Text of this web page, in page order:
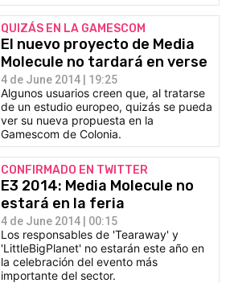
QUIZÁS EN LA GAMESCOM
El nuevo proyecto de Media
Molecule no tardará en verse
4 de June 2014 | 19:25
Algunos usuarios creen que, al tratarse
de un estudio europeo, quizás se pueda
ver su nueva propuesta en la
Gamescom de Colonia.
CONFIRMADO EN TWITTER
E3 2014: Media Molecule no
estará en la feria
4 de June 2014 | 00:15
Los responsables de 'Tearaway' y
'LittleBigPlanet' no estarán este año en
la celebración del evento más
importante del sector.